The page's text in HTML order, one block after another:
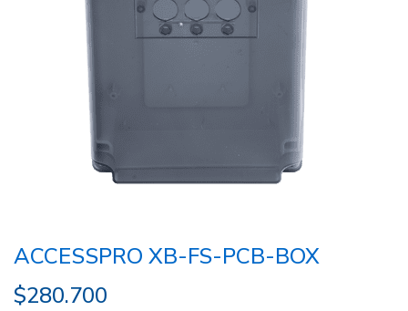
ACCESSPRO XB-FS-PCB-BOX
$280.700